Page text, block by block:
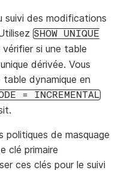
suivi des modifications
SHOW
UNIQUE
vérifier si une table
dérivée. Vous
dynamique en
= INCREMENTAL
politiques de masquage
clé primaire
ces clés pour le suivi